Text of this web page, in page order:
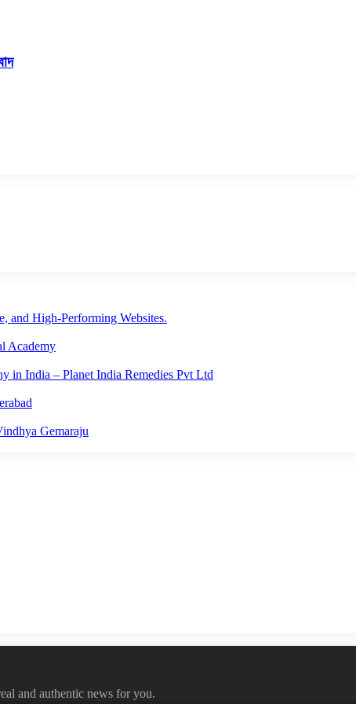
and High-Performing Websites.
Academy
in India – Planet India Remedies Pvt Ltd
Gemaraju
and authentic news for you.